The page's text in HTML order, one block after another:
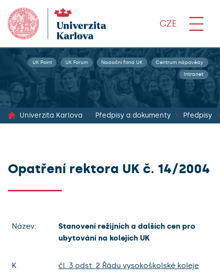
CZE
UK Point UK Forum Nadační fond UK Centrum nápovědy
Intranet
Univerzita Karlova Předpisy a dokumenty Předpisy
Opatření rektora UK č. 14/2004
Název:
Stanovení režijních a dalších cen pro
ubytování na kolejích UK
K
čl. 3 odst. 2 Řádu vysokoškolské koleje